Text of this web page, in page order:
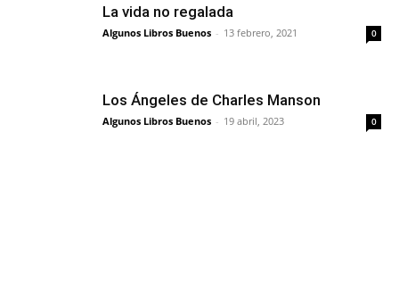
La vida no regalada
Algunos Libros Buenos - 13 febrero, 2021 0
Los Ángeles de Charles Manson
Algunos Libros Buenos - 19 abril, 2023 0